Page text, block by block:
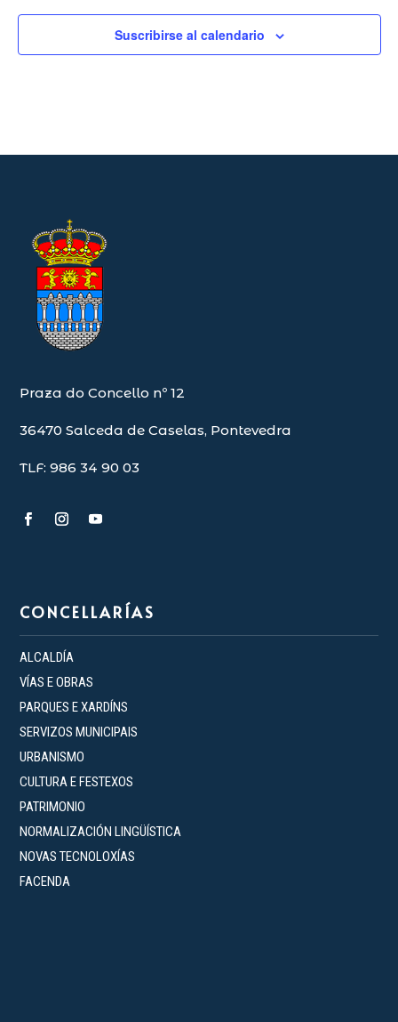
Suscribirse al calendario
Praza do Concello nº 12
36470 Salceda de Caselas, Pontevedra
TLF: 986 34 90 03
CONCELLARÍAS
ALCALDÍA
VÍAS E OBRAS
PARQUES E XARDÍNS
SERVIZOS MUNICIPAIS
URBANISMO
CULTURA E FESTEXOS
PATRIMONIO
NORMALIZACIÓN LINGÜÍSTICA
NOVAS TECNOLOXÍAS
FACENDA